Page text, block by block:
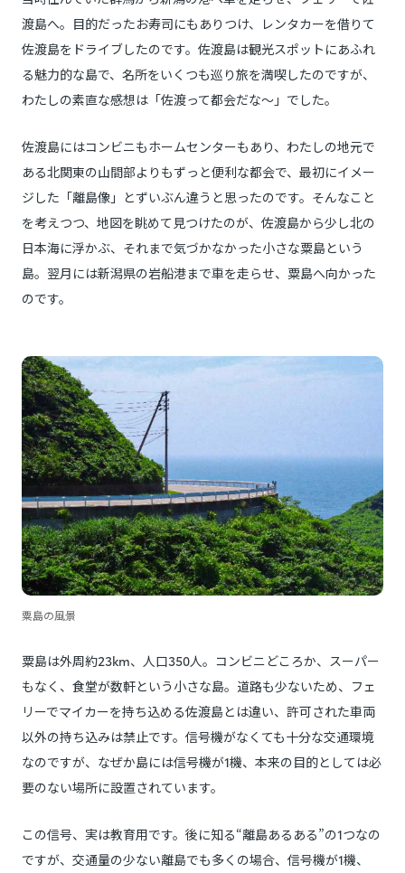
渡島へ。目的だったお寿司にもありつけ、レンタカーを借りて
佐渡島をドライブしたのです。佐渡島は観光スポットにあふれ
る魅力的な島で、名所をいくつも巡り旅を満喫したのですが、
わたしの素直な感想は「佐渡って都会だな～」でした。
佐渡島にはコンビニもホームセンターもあり、わたしの地元で
ある北関東の山間部よりもずっと便利な都会で、最初にイメー
ジした「離島像」とずいぶん違うと思ったのです。そんなこと
を考えつつ、地図を眺めて見つけたのが、佐渡島から少し北の
日本海に浮かぶ、それまで気づかなかった小さな粟島という
島。翌月には新潟県の岩船港まで車を走らせ、粟島へ向かった
のです。
粟島の風景
粟島は外周約23km、人口350人。コンビニどころか、スーパー
もなく、食堂が数軒という小さな島。道路も少ないため、フェ
リーでマイカーを持ち込める佐渡島とは違い、許可された車両
以外の持ち込みは禁止です。信号機がなくても十分な交通環境
なのですが、なぜか島には信号機が1機、本来の目的としては必
要のない場所に設置されています。
この信号、実は教育用です。後に知る“離島あるある”の1つなの
ですが、交通量の少ない離島でも多くの場合、信号機が1機、